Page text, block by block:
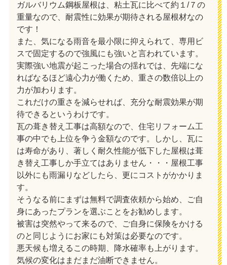
ガルバリウム鋼板屋根は、粘土瓦に比べて約１/７の
重量なので、耐震性に効果が期待される屋根材なの
です！
また、気になる雨音を最小限に抑えられて、専用ビ
スで固定するので強風にも強いと言われています。
実際強い地震が起こった場合の揺れでは、先端にな
ればなるほど遠心力が働くため、重さの数倍以上の
力が加わります。
これだけの重さを減らせれば、充分な耐震効果が期
待できるというわけです。
瓦の葺き替え工事は高額なので、住宅リフォーム工
事の中でも上位を争う金額なのです。しかし、瓦に
は寿命があり、著しく耐久性能が低下した屋根は葺
き替え工事しか手立てはありません・・・屋根工事
以外にも雨漏りなどしたら、更にコストがかかりま
す。
そうなる前にまずは無料で調査依頼から始め、ご自
身にあったプランを選ぶことをお勧めします。
被害は突然やって来るので、ご自身に保険をかける
のと同じようにお家にも対策は必要なのです。
悪天候も増えるこの時期、降水確率も上がります。
気候の変化はまだまだ油断できません。